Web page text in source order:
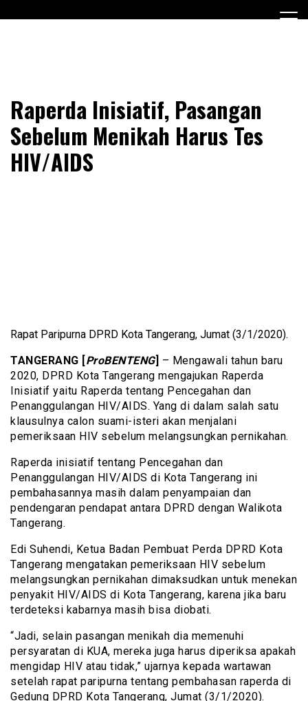
to
Probenteng.com
Raperda Inisiatif, Pasangan
Sebelum Menikah Harus Tes
HIV/AIDS
Rapat Paripurna DPRD Kota Tangerang, Jumat (3/1/2020).
TANGERANG [ProBENTENG] – Mengawali tahun baru
2020, DPRD Kota Tangerang mengajukan Raperda
Inisiatif yaitu Raperda tentang Pencegahan dan
Penanggulangan HIV/AIDS. Yang di dalam salah satu
klausulnya calon suami-isteri akan menjalani
pemeriksaan HIV sebelum melangsungkan pernikahan.
Raperda inisiatif tentang Pencegahan dan
Penanggulangan HIV/AIDS di Kota Tangerang ini
pembahasannya masih dalam penyampaian dan
pendengaran pendapat antara DPRD dengan Walikota
Tangerang.
Edi Suhendi, Ketua Badan Pembuat Perda DPRD Kota
Tangerang mengatakan pemeriksaan HIV sebelum
melangsungkan pernikahan dimaksudkan untuk menekan
penyakit HIV/AIDS di Kota Tangerang, karena jika baru
terdeteksi kabarnya masih bisa diobati.
“Jadi, selain pasangan menikah dia memenuhi
persyaratan di KUA, mereka juga harus diperiksa apakah
mengidap HIV atau tidak,” ujarnya kepada wartawan
setelah rapat paripurna tentang pembahasan raperda di
Gedung DPRD Kota Tangerang, Jumat (3/1/2020).